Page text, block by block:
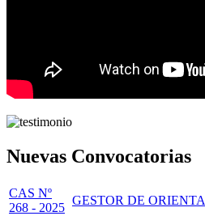
Nuevas Convocatorias
CAS Nº
268 - 2025
GESTOR DE